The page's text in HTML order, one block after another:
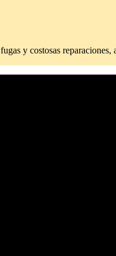
y costosas reparaciones,